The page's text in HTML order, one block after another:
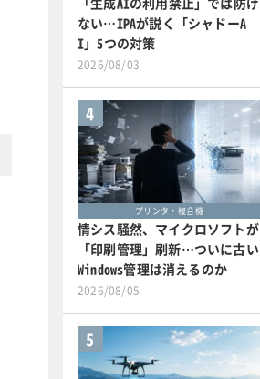
ない…IPAが説く「シャドーA
I」5つの対策
2026/08/03
4
プリンタ・複合機
情シス騒然、マイクロソフトが
「印刷管理」刷新…ついに古い
Windows管理は消えるのか
2026/08/05
5